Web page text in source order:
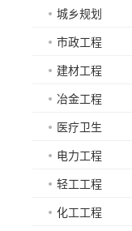
城乡规划
市政工程
建材工程
冶金工程
医疗卫生
电力工程
轻工工程
化工工程